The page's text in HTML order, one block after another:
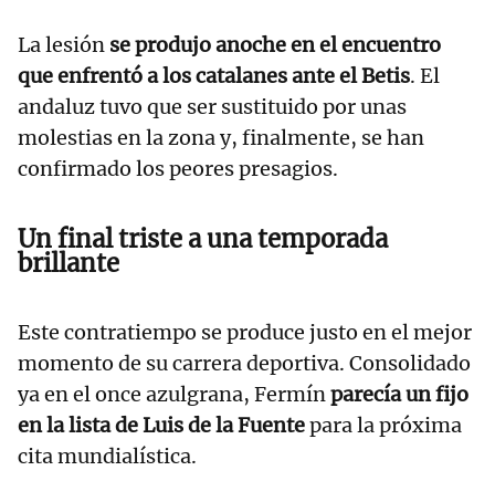
La lesión se produjo anoche en el encuentro
que enfrentó a los catalanes ante el Betis. El
andaluz tuvo que ser sustituido por unas
molestias en la zona y, finalmente, se han
confirmado los peores presagios.
Un final triste a una temporada
brillante
Este contratiempo se produce justo en el mejor
momento de su carrera deportiva. Consolidado
ya en el once azulgrana, Fermínparecía un fijo
en la lista de Luis de la Fuentepara la próxima
cita mundialística.